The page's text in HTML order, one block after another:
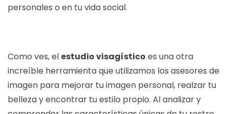
personales o en tu vida social.
Como ves, el estudio visagístico es una otra
increíble herramienta que utilizamos los asesores de
imagen para mejorar tu imagen personal, realzar tu
belleza y encontrar tu estilo propio. Al analizar y